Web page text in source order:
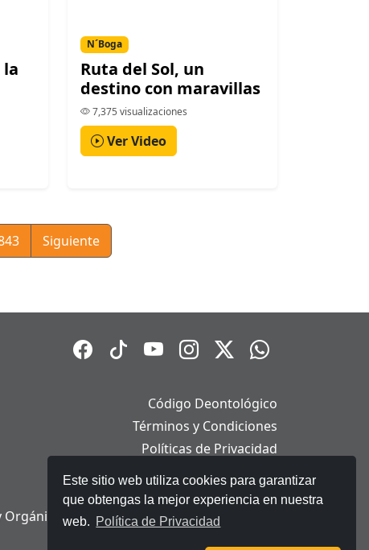
Este sitio web utiliza cookies para garantizar
que obtengas la mejor experiencia en nuestra
web. Política de Privacidad
la
N´Boga
Ruta del Sol, un
destino con maravillas
7,375 visualizaciones
Ver Video
Siguiente
Código Deontológico
Términos y Condiciones
Políticas de Privacidad
Políticas de Cookies
Aviso Legal
Orgánica de Protección de Datos Personales